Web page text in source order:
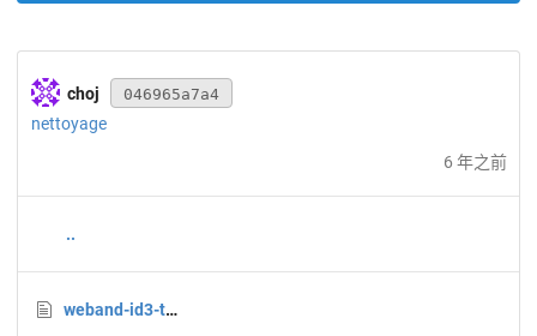
choj 046965a7a4
nettoyage
6 年之前
..
weband-id3-to-json.js